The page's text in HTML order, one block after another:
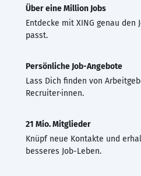
Über eine Million Jobs
Entdecke mit XING genau den
passt.
Persönliche Job-Angebote
Lass Dich finden von
Recruiter·innen.
21 Mio. Mitglieder
Knüpf neue Kontakte und
besseres Job-Leben.